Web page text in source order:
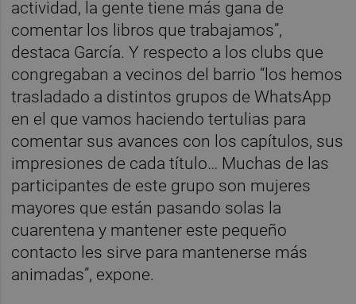
actividad, la gente tiene más gana de
comentar los libros que trabajamos”,
destaca García. Y respecto a los clubs que
congregaban a vecinos del barrio “los hemos
trasladado a distintos grupos de WhatsApp
en el que vamos haciendo tertulias para
comentar sus avances con los capítulos, sus
impresiones de cada título… Muchas de las
participantes de este grupo son mujeres
mayores que están pasando solas la
cuarentena y mantener este pequeño
contacto les sirve para mantenerse más
animadas”, expone.